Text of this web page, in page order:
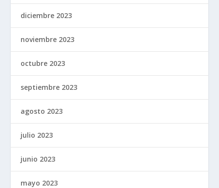
diciembre 2023
noviembre 2023
octubre 2023
septiembre 2023
agosto 2023
julio 2023
junio 2023
mayo 2023